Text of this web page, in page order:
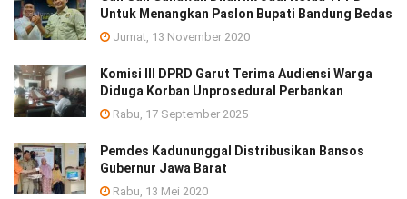
Untuk Menangkan Paslon Bupati Bandung Bedas
Jumat, 13 November 2020
Komisi III DPRD Garut Terima Audiensi Warga
Diduga Korban Unprosedural Perbankan
Rabu, 17 September 2025
Pemdes Kadununggal Distribusikan Bansos
Gubernur Jawa Barat
Rabu, 13 Mei 2020